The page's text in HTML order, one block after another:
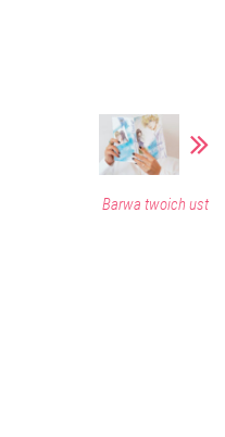
Barwa twoich ust